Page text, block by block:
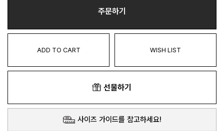
주문하기
ADD TO CART WISH LIST
선물하기
사이즈 가이드를 참고하세요!